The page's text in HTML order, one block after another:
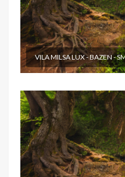
VILA MILSA LUX - BAZEN -